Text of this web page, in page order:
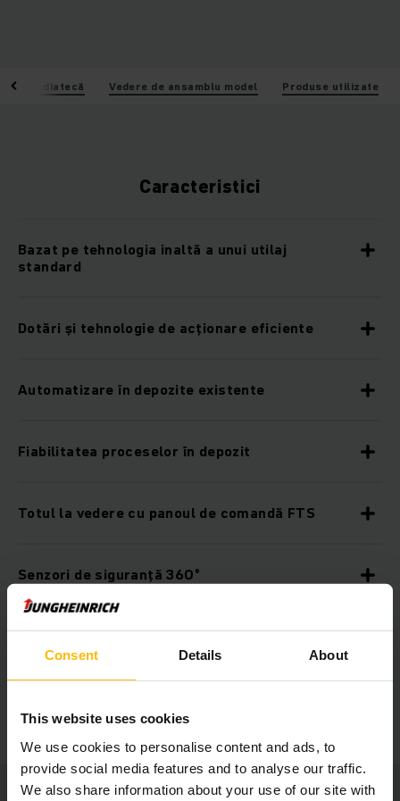
Consent Details About
This website uses cookies
We use cookies to personalise content and ads, to
provide social media features and to analyse our traffic.
We also share information about your use of our site with
Mediatecă Vedere de ansamblu model Produse utilizate
Caracteristici
Bazat pe tehnologia inaltă a unui utilaj
standard
Dotări şi tehnologie de acţionare eficiente
Automatizare în depozite existente
Fiabilitatea proceselor în depozit
Totul la vedere cu panoul de comandă FTS
Senzori de siguranță 360°
Navigare precisă